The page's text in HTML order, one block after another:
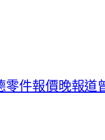
零件報價晚報